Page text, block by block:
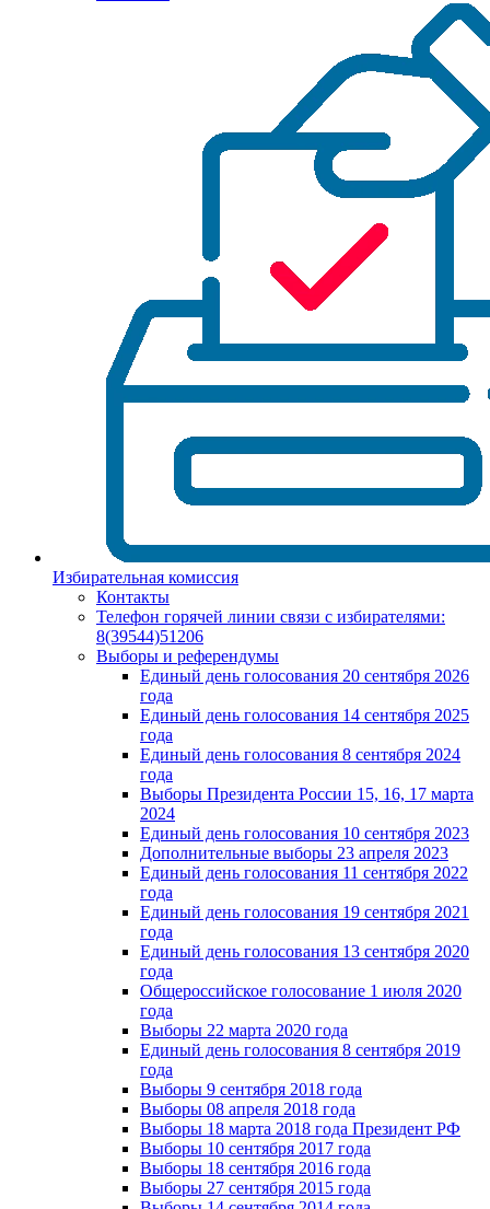
Избирательная комиссия
Контакты
Телефон горячей линии связи с избирателями:
8(39544)51206
Выборы и референдумы
Единый день голосования 20 сентября 2026
года
Единый день голосования 14 сентября 2025
года
Единый день голосования 8 сентября 2024
года
Выборы Президента России 15, 16, 17 марта
2024
Единый день голосования 10 сентября 2023
Дополнительные выборы 23 апреля 2023
Единый день голосования 11 сентября 2022
года
Единый день голосования 19 сентября 2021
года
Единый день голосования 13 сентября 2020
года
Общероссийское голосование 1 июля 2020
года
Выборы 22 марта 2020 года
Единый день голосования 8 сентября 2019
года
Выборы 9 сентября 2018 года
Выборы 08 апреля 2018 года
Выборы 18 марта 2018 года Президент РФ
Выборы 10 сентября 2017 года
Выборы 18 сентября 2016 года
Выборы 27 сентября 2015 года